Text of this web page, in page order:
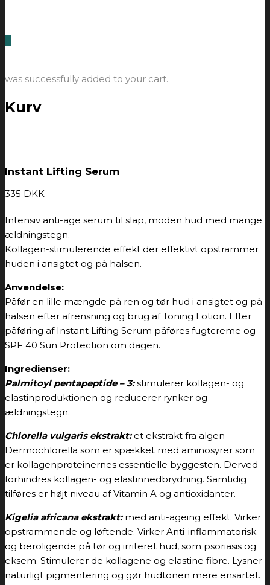
was successfully added to your cart.
Kurv
Instant Lifting Serum
335 DKK
Intensiv anti-age serum til slap, moden hud med mange
ældningstegn.
Kollagen-stimulerende effekt der effektivt opstrammer
huden i ansigtet og på halsen.
Anvendelse:
Påfør en lille mængde på ren og tør hud i ansigtet og på
halsen efter afrensning og brug af Toning Lotion. Efter
påføring af Instant Lifting Serum påføres fugtcreme og
SPF 40 Sun Protection om dagen.
Ingredienser:
Palmitoyl pentapeptide – 3:stimulerer kollagen- og
elastinproduktionen og reducerer rynker og
ældningstegn.
Chlorella vulgaris ekstrakt:et ekstrakt fra algen
Dermochlorella som er spækket med aminosyrer som
er kollagenproteinernes essentielle byggesten. Derved
forhindres kollagen- og elastinnedbrydning. Samtidig
tilføres er højt niveau af Vitamin A og antioxidanter.
Kigelia africana ekstrakt:med anti-ageing effekt. Virker
opstrammende og løftende. Virker Anti-inflammatorisk
og beroligende på tør og irriteret hud, som psoriasis og
eksem. Stimulerer de kollagene og elastine fibre. Lysner
naturligt pigmentering og gør hudtonen mere ensartet.